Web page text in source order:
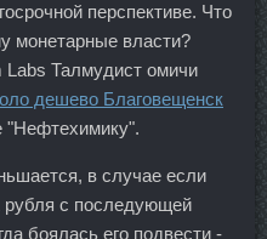
перспективе. Что
монетарные власти?
Labs Талмудист омичи
дешево Благовещенск
"Нефтехимику".
в случае если
рубля с последующей
боялась его подвести -